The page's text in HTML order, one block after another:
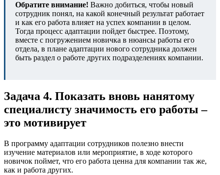
Обратите внимание! Важно добиться, чтобы новый
сотрудник понял, на какой конечный результат работает
и как его работа влияет на успех компании в целом.
Тогда процесс адаптации пойдет быстрее. Поэтому,
вместе с погружением новичка в нюансы работы его
отдела, в плане адаптации нового сотрудника должен
быть раздел о работе других подразделениях компании.
Задача 4. Показать вновь нанятому
специалисту значимость его работы –
это мотивирует
В программу адаптации сотрудников полезно внести
изучение материалов или мероприятие, в ходе которого
новичок поймет, что его работа ценна для компании так же,
как и работа других.